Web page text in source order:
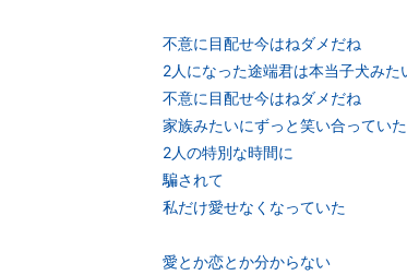
不意に目配せ今はねダメだね
2人になった途端君は本当子犬みた
不意に目配せ今はねダメだね
家族みたいにずっと笑い合ってい
2人の特別な時間に
騙されて
私だけ愛せなくなっていた
愛とか恋とか分からない